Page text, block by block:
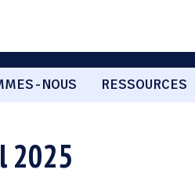
NOUS RESSOURCES
2025